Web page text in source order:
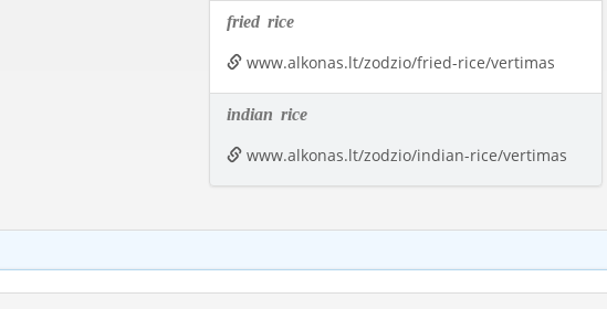
fried rice
www.alkonas.lt/zodzio/fried-rice/vertimas
indian rice
www.alkonas.lt/zodzio/indian-rice/vertimas